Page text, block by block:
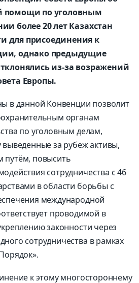
помощи по уголовным
более 20 лет Казахстан
для присоединения к
однако предыдущие
из-за возражений
Европы.
в данной Конвенции позволит
органам
по уголовным делам,
за рубеж активы,
путём, повысить
сотрудничества с 46
в области борьбы с
международной
проводимой в
законности через
сотрудничества в рамках
к этому многостороннему